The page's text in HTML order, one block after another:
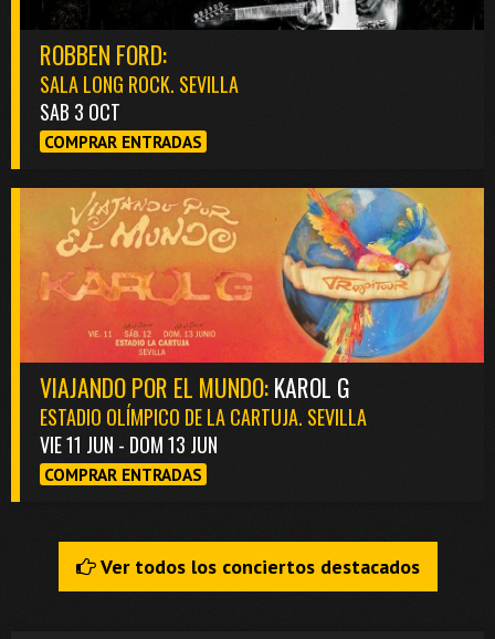
ROBBEN FORD:
SALA LONG ROCK. SEVILLA
SAB 3 OCT
COMPRAR ENTRADAS
VIAJANDO POR EL MUNDO:KAROL G
ESTADIO OLÍMPICO DE LA CARTUJA. SEVILLA
VIE 11 JUN - DOM 13 JUN
COMPRAR ENTRADAS
Ver todos los conciertos destacados